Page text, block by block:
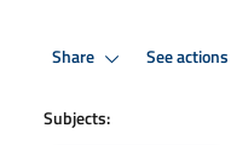
Share See actions
Subjects: